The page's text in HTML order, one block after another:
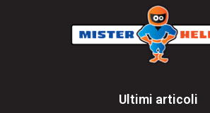
Ultimi articoli